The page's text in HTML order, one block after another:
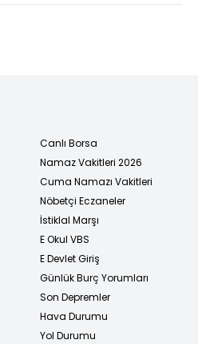
Canlı Borsa
Namaz Vakitleri 2026
Cuma Namazı Vakitleri
Nöbetçi Eczaneler
İstiklal Marşı
E Okul VBS
E Devlet Giriş
Günlük Burç Yorumları
Son Depremler
Hava Durumu
Yol Durumu